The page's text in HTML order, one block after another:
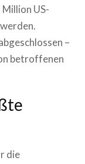
US-
–
betroffenen
die